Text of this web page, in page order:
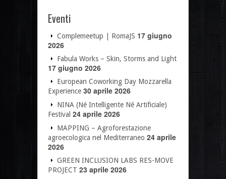
Eventi
Complemeetup | RomaJS 17 giugno
2026
Fabula Works – Skin, Storms and Light
17 giugno 2026
European Coworking Day Mozzarella
Experience 30 aprile 2026
NINA (Né Intelligente Né Artificiale)
Festival 24 aprile 2026
MAPPING – Agroforestazione
agroecologica nel Mediterraneo 24 aprile
2026
GREEN INCLUSION LABS RES-MOVE
PROJECT 23 aprile 2026